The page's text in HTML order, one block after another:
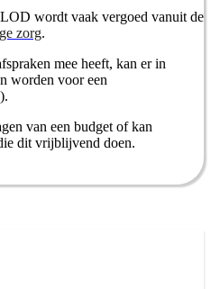
wordt vaak vergoed vanuit de
zorg.
mee heeft, kan er in
worden voor een
van een budget of kan
dit vrijblijvend doen.